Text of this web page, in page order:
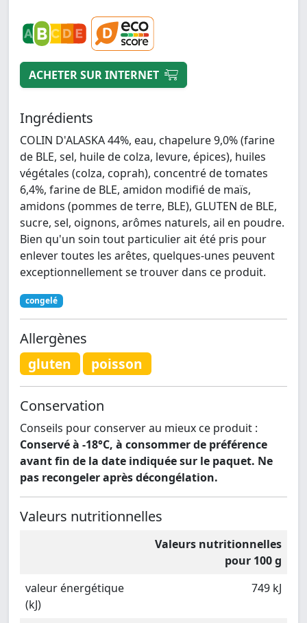
ACHETER SUR INTERNET
Ingrédients
COLIN D'ALASKA 44%, eau, chapelure 9,0% (farine
de BLE, sel, huile de colza, levure, épices), huiles
végétales (colza, coprah), concentré de tomates
6,4%, farine de BLE, amidon modifié de maïs,
amidons (pommes de terre, BLE), GLUTEN de BLE,
sucre, sel, oignons, arômes naturels, ail en poudre.
Bien qu'un soin tout particulier ait été pris pour
enlever toutes les arêtes, quelques-unes peuvent
exceptionnellement se trouver dans ce produit.
congelé
Allergènes
gluten
poisson
Conservation
Conseils pour conserver au mieux ce produit :
Conservé à -18°C, à consommer de préférence
avant fin de la date indiquée sur le paquet. Ne
pas recongeler après décongélation.
Valeurs nutritionnelles
Valeurs nutritionnelles
pour 100 g
valeur énergétique
(kJ)
749 kJ